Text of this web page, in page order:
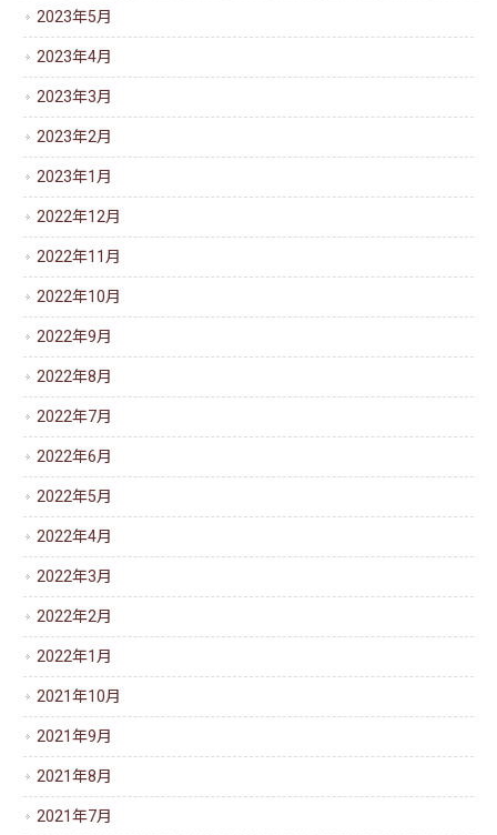
2023年5月
2023年4月
2023年3月
2023年2月
2023年1月
2022年12月
2022年11月
2022年10月
2022年9月
2022年8月
2022年7月
2022年6月
2022年5月
2022年4月
2022年3月
2022年2月
2022年1月
2021年10月
2021年9月
2021年8月
2021年7月